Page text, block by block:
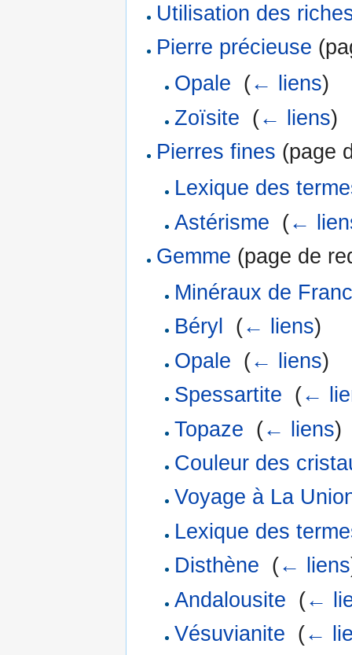
Utilisation des
Pierre précieuse
Opale (← liens)
Zoïsite (← liens)
Pierres fines (page
Lexique des
Astérisme (←
Gemme (page de
Minéraux de
Béryl
(← liens)
Opale (← liens)
Spessartite (←
Topaze (← liens)
Couleur des
Voyage à La
Lexique des
Disthène (← liens
Andalousite (←
Vésuvianite (←